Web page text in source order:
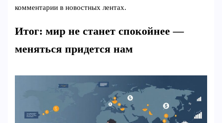
комментарии в новостных лентах.
Итог: мир не станет спокойнее —
меняться придется нам